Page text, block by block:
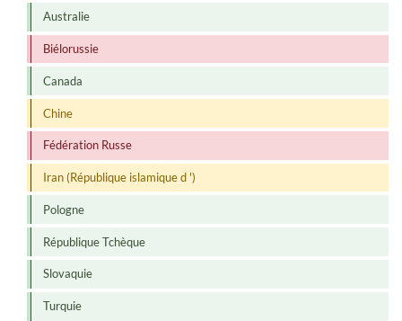
Australie
Biélorussie
Canada
Chine
Fédération Russe
Iran (République islamique d ')
Pologne
République Tchèque
Slovaquie
Turquie